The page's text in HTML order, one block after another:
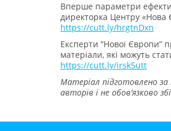
Вперше параметри
директорка Центру «Нова
https://cutt.ly/hrgtnDxn
Експерти “Нової Європи”
матеріали, які можуть
https://cutt.ly/irsk5utt
Матеріал підготовлено
авторів і не обов’язково